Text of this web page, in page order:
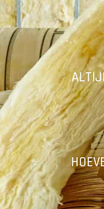
Vorige
E-mail
Telefoonnummer
Vorige